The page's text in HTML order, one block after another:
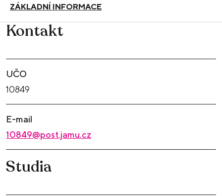
ZÁKLADNÍ INFORMACE
Kontakt
UČO
10849
E-mail
10849@post.jamu.cz
Studia